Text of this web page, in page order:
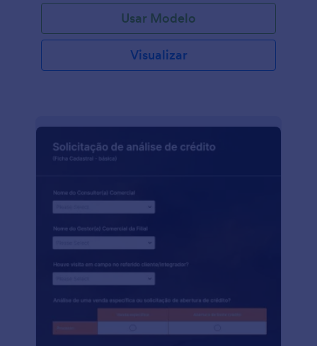
Usar Modelo
Visualizar